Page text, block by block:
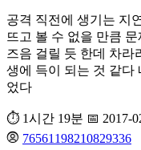
공격 직전에 생기는 지
뜨고 볼 수 없을 만큼
즈음 걸릴 듯 한데 차라
생에 득이 되는 것 같다
었다
⏱️ 1시간 19분 📅 2017-
76561198210829336